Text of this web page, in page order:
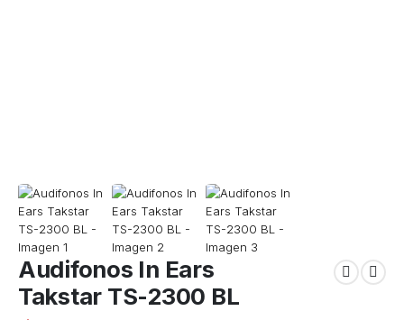
Audifonos In Ears
Takstar TS-2300 BL